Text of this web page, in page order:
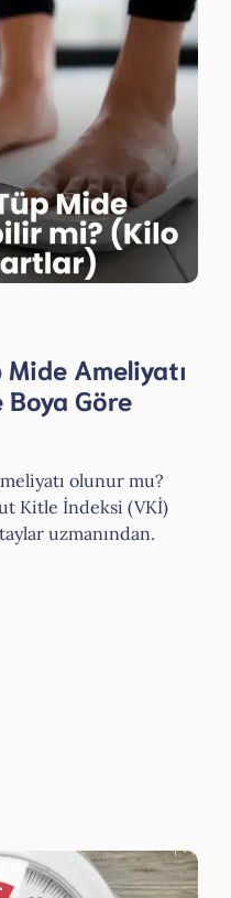
Ameliyatı
Göre
olunur mu?
Kitle İndeksi (VKİ)
uzmanından.